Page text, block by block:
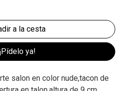
¡Pídelo ya!
salon en color nude,tacon de